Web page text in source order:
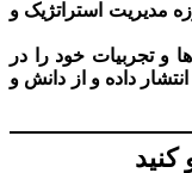
مدیریت استراتژیک و
و تجربیات خود را در
داده و از دانش و